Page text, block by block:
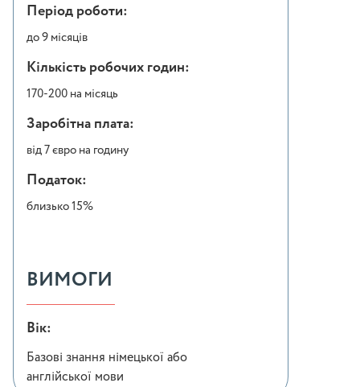
Період роботи:
до 9 місяців
Кількість робочих годин:
170-200 на місяць
Заробітна плата:
від 7 євро на годину
Податок:
близько 15%
ВИМОГИ
Вік:
Базові знання німецької або
англійської мови